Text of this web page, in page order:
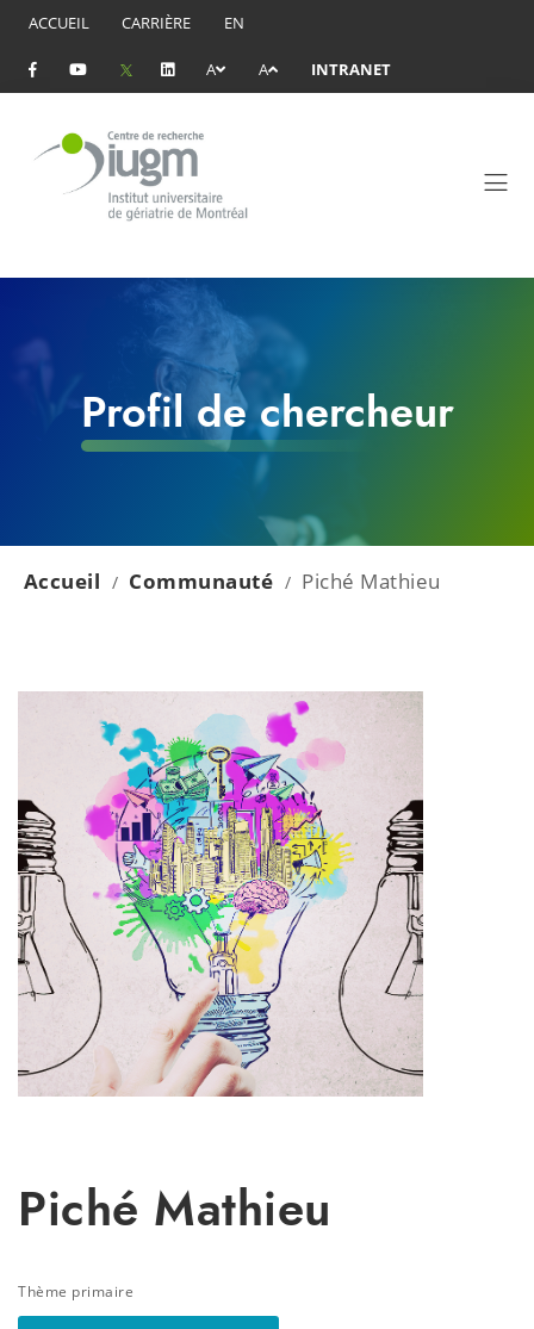
ACCUEIL CARRIÈRE EN
A A INTRANET
Profil de chercheur
Accueil / Communauté / Piché Mathieu
Piché Mathieu
Thème primaire